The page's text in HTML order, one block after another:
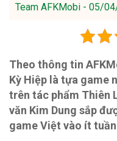
Team AFKMobi - 05/
Theo thông tin
Kỳ Hiệp là tựa game
trên tác phẩm Thiên
văn Kim Dung sắp
game Việt vào ít